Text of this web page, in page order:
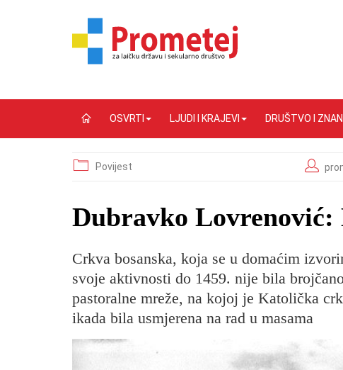
OSVRTI LJUDI I KRAJEVI DRUŠTVO I
Povijest
Dubravko
Crkva bosanska, koja se u domaćim
svoje aktivnosti do 1459. nije bila
pastoralne mreže, na kojoj je Katolička
ikada bila usmjerena na rad u masama